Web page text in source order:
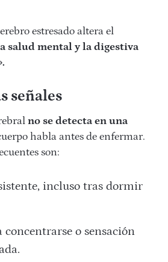
estresado altera el
salud mental y la digestiva
señales
no se detecta en una
habla antes de enfermar.
son:
incluso tras dormir
o sensación